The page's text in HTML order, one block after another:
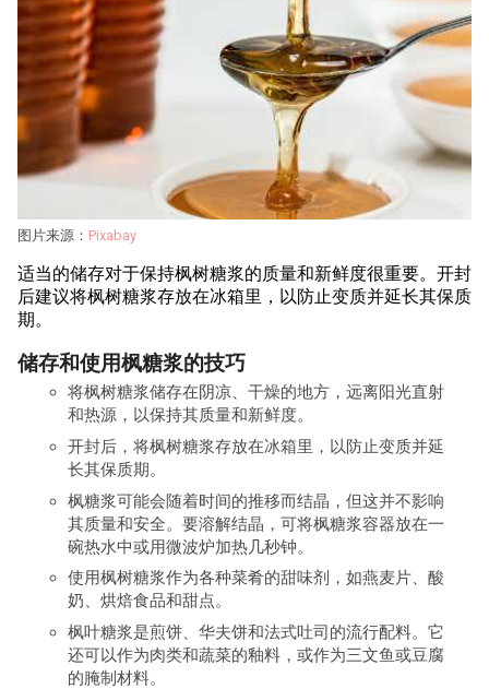
图片来源： Pixabay
适当的储存对于保持枫树糖浆的质量和新鲜度很重要。开封
后建议将枫树糖浆存放在冰箱里，以防止变质并延长其保质
期。
储存和使用枫糖浆的技巧
将枫树糖浆储存在阴凉、干燥的地方，远离阳光直射
和热源，以保持其质量和新鲜度。
开封后，将枫树糖浆存放在冰箱里，以防止变质并延
长其保质期。
枫糖浆可能会随着时间的推移而结晶，但这并不影响
其质量和安全。要溶解结晶，可将枫糖浆容器放在一
碗热水中或用微波炉加热几秒钟。
使用枫树糖浆作为各种菜肴的甜味剂，如燕麦片、酸
奶、烘焙食品和甜点。
枫叶糖浆是煎饼、华夫饼和法式吐司的流行配料。它
还可以作为肉类和蔬菜的釉料，或作为三文鱼或豆腐
的腌制材料。